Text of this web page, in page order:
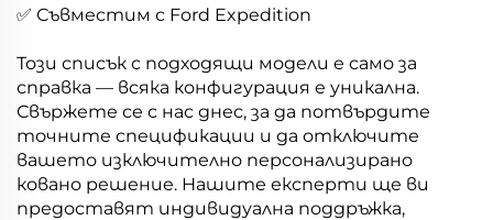
✅ Съвместим с Ford Expedition
Този списък с подходящи модели е само за
справка — всяка конфигурация е уникална.
Свържете се с нас днес, за да потвърдите
точните спецификации и да отключите
вашето изключително персонализирано
ковано решение. Нашите експерти ще ви
предоставят индивидуална поддръжка,